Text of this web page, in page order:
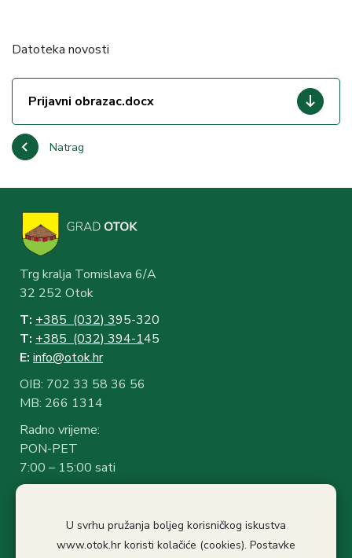
Natrag
Datoteka novosti
Prijavni obrazac.docx
Trg kralja Tomislava 6/A
32 252 Otok
T: +385 (032) 395-320
T: +385 (032) 394-145
E: info@otok.hr
OIB: 702 33 58 36 56
MB: 266 1314
Radno vrijeme:
PON-PET
7:00 – 15:00 sati
Stanka: 10:30-11.00
U svrhu pružanja boljeg korisničkog iskustva
www.otok.hr koristi kolačiće (cookies). Postavke